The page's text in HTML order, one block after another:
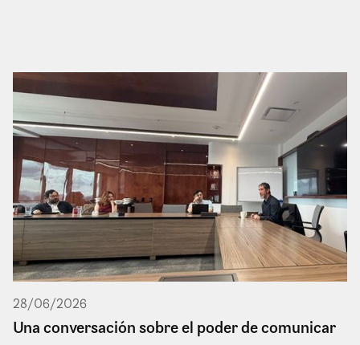
28/06/2026
Una conversación sobre el poder de comunicar